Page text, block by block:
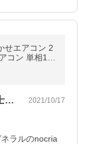
せエアコン 2
コン 単相10
日立 東芝 パ
何が来るのかと思っていましたが富士通ゼ… 2021/10/17
ラルのnocria